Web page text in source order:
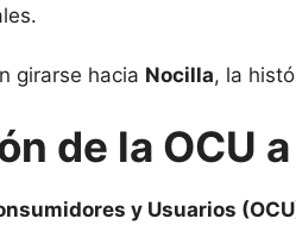
girarse hacia Nocilla, la
de la OCU
y Usuarios